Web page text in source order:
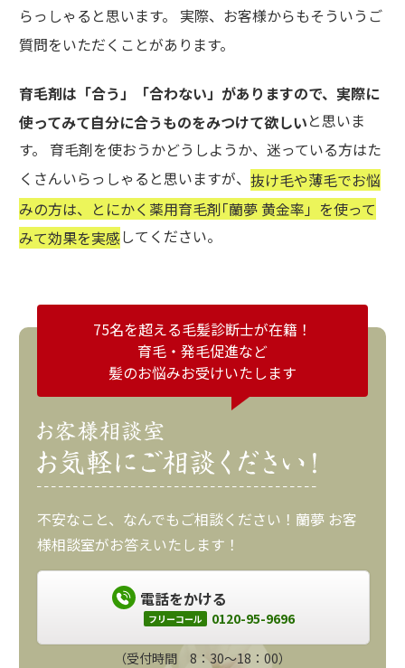
らっしゃると思います。 実際、お客様からもそういうご
質問をいただくことがあります。
育毛剤は「合う」「合わない」がありますので、実際に
使ってみて自分に合うものをみつけて欲しいと思いま
す。 育毛剤を使おうかどうしようか、迷っている方はた
くさんいらっしゃると思いますが、 抜け毛や薄毛でお悩
みの方は、とにかく薬用育毛剤｢蘭夢 黄金率」を使って
みて効果を実感してください。
75名を超える毛髪診断士が在籍！
育毛・発毛促進など
髪のお悩みお受けいたします
不安なこと、なんでもご相談ください！蘭夢 お客
様相談室がお答えいたします！
電話をかける
フリーコール 0120-95-9696
（受付時間 8：30～18：00）